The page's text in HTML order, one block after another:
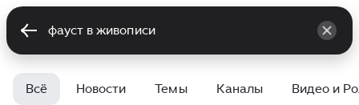
Всё Новости Темы Каналы Видео и